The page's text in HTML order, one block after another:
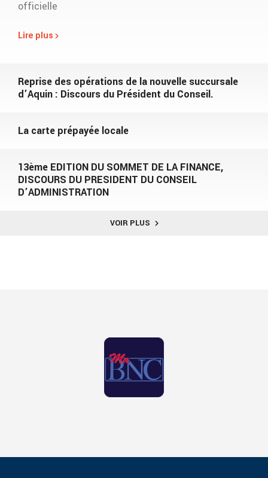
officielle
Lire plus
Reprise des opérations de la nouvelle succursale
d’Aquin : Discours du Président du Conseil.
La carte prépayée locale
13ème EDITION DU SOMMET DE LA FINANCE,
DISCOURS DU PRESIDENT DU CONSEIL
D’ADMINISTRATION
VOIR PLUS